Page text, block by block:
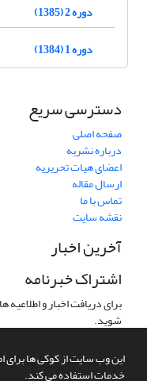
این وب سایت از کوکی ها برای
خدمات استفاده می کند.
دوره 2 (1385)
دوره 1 (1384)
دسترسی سریع
صفحه اصلی
درباره نشریه
اعضای هیات تحریریه
ارسال مقاله
تماس با ما
نقشه سایت
آخرین اخبار
اشتراک خبرنامه
برای دریافت اخبار و
شوید.